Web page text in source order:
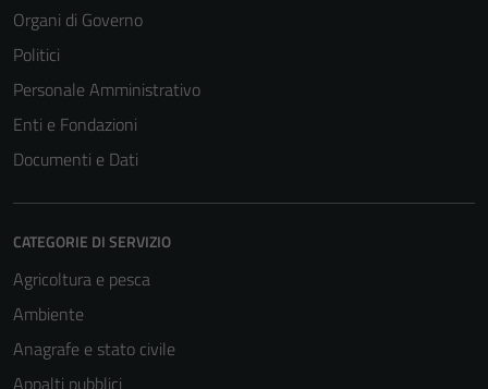
Organi di Governo
Politici
Personale Amministrativo
Enti e Fondazioni
Documenti e Dati
CATEGORIE DI SERVIZIO
Agricoltura e pesca
Ambiente
Anagrafe e stato civile
Appalti pubblici
Tecnici